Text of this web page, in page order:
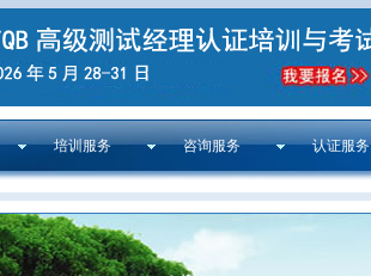
培训服务 咨询服务 认证服务